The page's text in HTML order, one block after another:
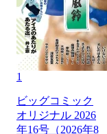
1
ビッグコミック
オリジナル 2026
年16号（2026年8